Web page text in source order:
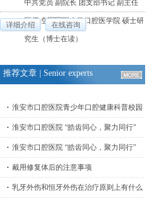
中共党员 副院长 团支部书记 副主任
医师 空军军医大学口腔医学院 硕士研
究生（博士在读）
详细介绍 在线咨询
推荐文章 | Senior experts
淮安市口腔医院青少年口腔健康科普校园
淮安市口腔医院 “皓齿同心，聚力同行”
淮安市口腔医院 “皓齿同心，聚力同行”
戴用修复体后的注意事项
乳牙外伤和恒牙外伤在治疗原则上有什么